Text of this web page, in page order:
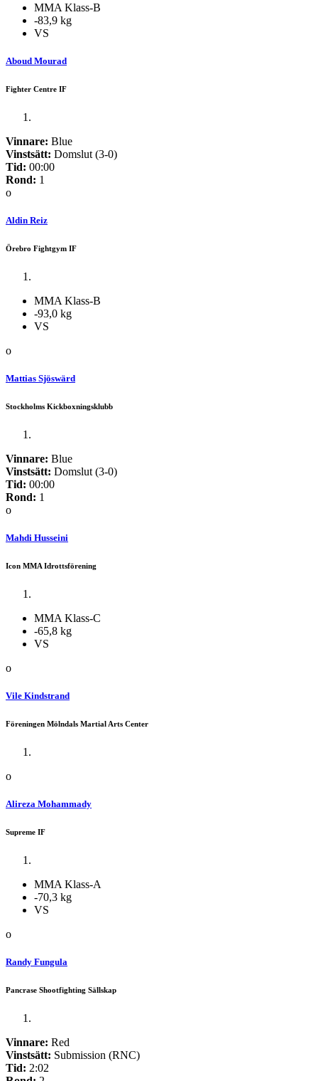
MMA Klass-B
-83,9 kg
VS
Aboud Mourad
Fighter Centre IF
Vinnare: Blue
Vinstsätt: Domslut (3-0)
Tid: 00:00
Rond: 1
o
Aldin Reiz
Örebro Fightgym IF
MMA Klass-B
-93,0 kg
VS
o
Mattias Sjöswärd
Stockholms Kickboxningsklubb
Vinnare: Blue
Vinstsätt: Domslut (3-0)
Tid: 00:00
Rond: 1
o
Mahdi Husseini
Icon MMA Idrottsförening
MMA Klass-C
-65,8 kg
VS
o
Vile Kindstrand
Föreningen Mölndals Martial Arts Center
o
Alireza Mohammady
Supreme IF
MMA Klass-A
-70,3 kg
VS
o
Randy Fungula
Pancrase Shootfighting Sällskap
Vinnare: Red
Vinstsätt: Submission (RNC)
Tid: 2:02